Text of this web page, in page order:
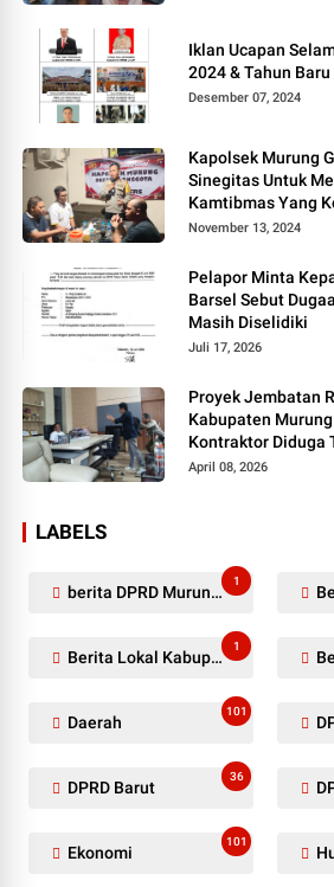
Iklan Ucapan
2024 & Tahun
Desember 07, 2024
Kapolsek Murung
Sinegitas Untuk
Kamtibmas Yang
Pers
November 13, 2024
Pelapor Minta
Barsel Sebut
Masih Diselidiki
Juli 17, 2026
Proyek Jembatan
Kabupaten
Kontraktor Diduga
April 08, 2026
LABELS
berita DPRD Murung Raya
1
Berita Lokal Kabupaten Barito Utara
1
Daerah
101
DPRD Barut
36
Ekonomi
101